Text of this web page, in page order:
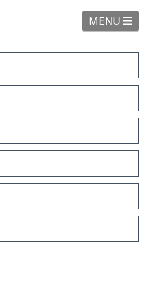
MENU